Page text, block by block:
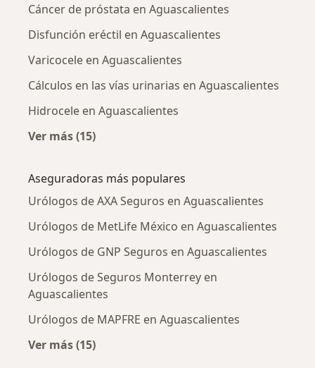
Cáncer de próstata en Aguascalientes
Disfunción eréctil en Aguascalientes
Varicocele en Aguascalientes
Cálculos en las vías urinarias en Aguascalientes
Hidrocele en Aguascalientes
Ver más (15)
Aseguradoras más populares
Urólogos de AXA Seguros en Aguascalientes
Urólogos de MetLife México en Aguascalientes
Urólogos de GNP Seguros en Aguascalientes
Urólogos de Seguros Monterrey en
Aguascalientes
Urólogos de MAPFRE en Aguascalientes
Ver más (15)